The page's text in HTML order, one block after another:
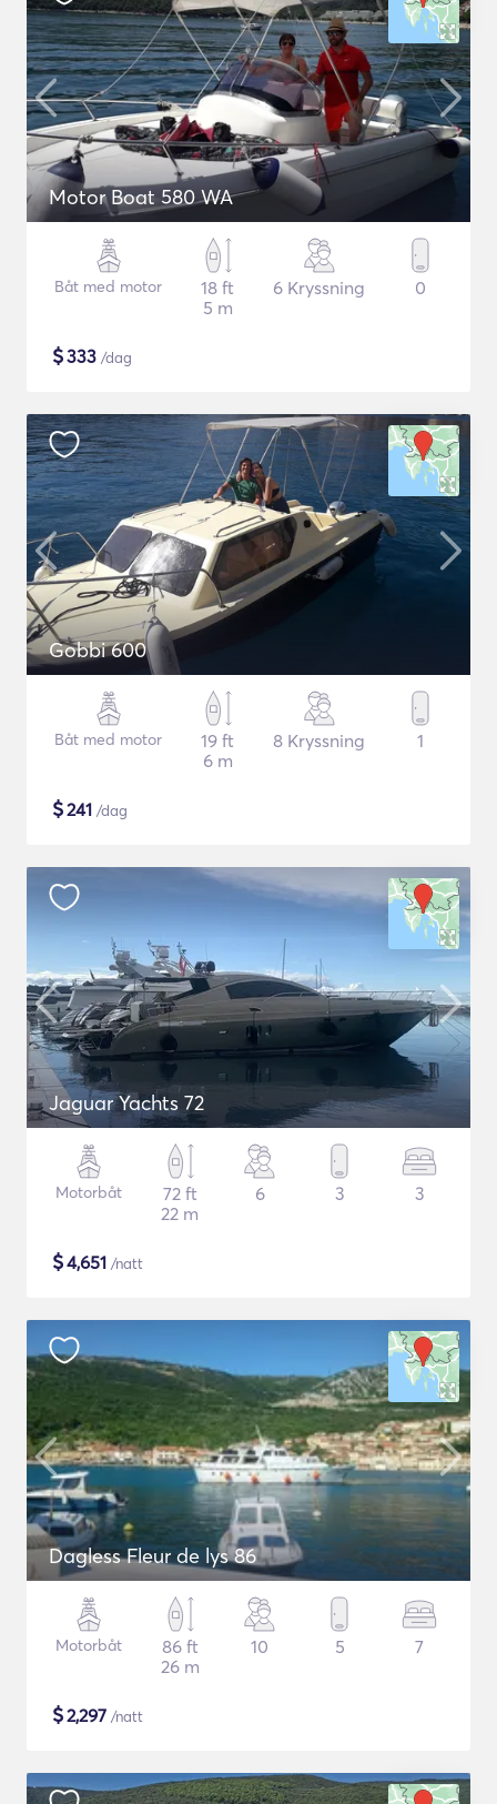
Motor Boat 580 WA
Båt med motor
18 ft
5 m
6 Kryssning 0
$333 /dag
Gobbi 600
Båt med motor
19 ft
6 m
8 Kryssning 1
$241 /dag
Jaguar Yachts 72
Motorbåt
72 ft
22 m
6 3 3
$4,651 /natt
Dagless Fleur de lys 86
Motorbåt
86 ft
26 m
10 5 7
$2,297 /natt